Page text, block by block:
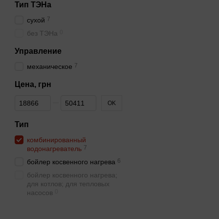
Тип ТЭНа
сухой 7
без ТЭНа
Управление
механическое 7
Цена, грн
От Цена, грн
До Цена, грн OK
Тип
комбинированный
водонагреватель 7
бойлер косвенного нагрева 6
бойлер косвенного нагрева;
для котлов; для тепловых
насосов